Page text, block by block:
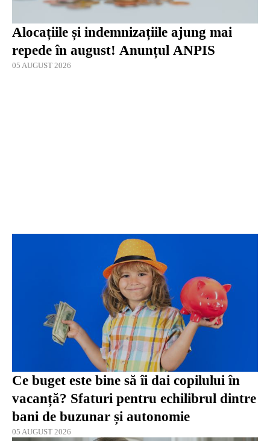
Alocațiile și indemnizațiile ajung mai
repede în august! Anunțul ANPIS
05 AUGUST 2026
Ce buget este bine să îi dai copilului în
vacanță? Sfaturi pentru echilibrul dintre
bani de buzunar și autonomie
05 AUGUST 2026